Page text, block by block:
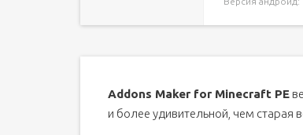
Addons Maker for Minecraft PE
и более удивительной, чем старая